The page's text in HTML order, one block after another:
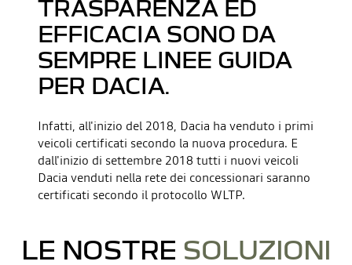
TRASPARENZA ED
EFFICACIA SONO DA
SEMPRE LINEE GUIDA
PER DACIA.
Infatti, all'inizio del 2018, Dacia ha venduto i primi
veicoli certificati secondo la nuova procedura. E
dall'inizio di settembre 2018 tutti i nuovi veicoli
Dacia venduti nella rete dei concessionari saranno
certificati secondo il protocollo WLTP.
LE NOSTRE SOLUZIONI